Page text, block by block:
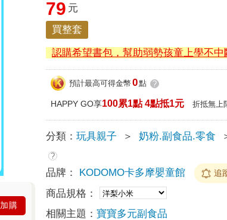
加購
79 元
買整套
認購希望書包，幫助弱勢孩童上學不中
預計最高可得金幣 0點 ?
HAPPY GO享100累1點 4點抵1元 折抵無上
分類：玩具親子 ＞ 奶粉.副食品.零食
?
品牌： KODOMO卡多摩嬰童館 追
商品規格：
相關主題：寶寶多元副食品